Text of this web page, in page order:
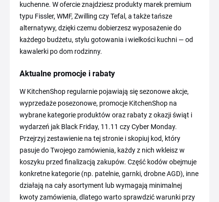
kuchenne. W ofercie znajdziesz produkty marek premium
typu Fissler, WMF, Zwilling czy Tefal, a także tańsze
alternatywy, dzięki czemu dobierzesz wyposażenie do
każdego budżetu, stylu gotowania i wielkości kuchni — od
kawalerki po dom rodzinny.
Aktualne promocje i rabaty
W KitchenShop regularnie pojawiają się sezonowe akcje,
wyprzedaże posezonowe, promocje KitchenShop na
wybrane kategorie produktów oraz rabaty z okazji świąt i
wydarzeń jak Black Friday, 11.11 czy Cyber Monday.
Przejrzyj zestawienie na tej stronie i skopiuj kod, który
pasuje do Twojego zamówienia, każdy z nich wkleisz w
koszyku przed finalizacją zakupów. Część kodów obejmuje
konkretne kategorie (np. patelnie, garnki, drobne AGD), inne
działają na cały asortyment lub wymagają minimalnej
kwoty zamówienia, dlatego warto sprawdzić warunki przy